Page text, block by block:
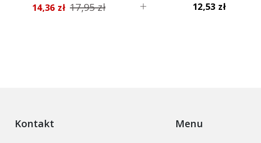
14,36 zł 17,95 zł 12,53 zł
Kontakt Menu